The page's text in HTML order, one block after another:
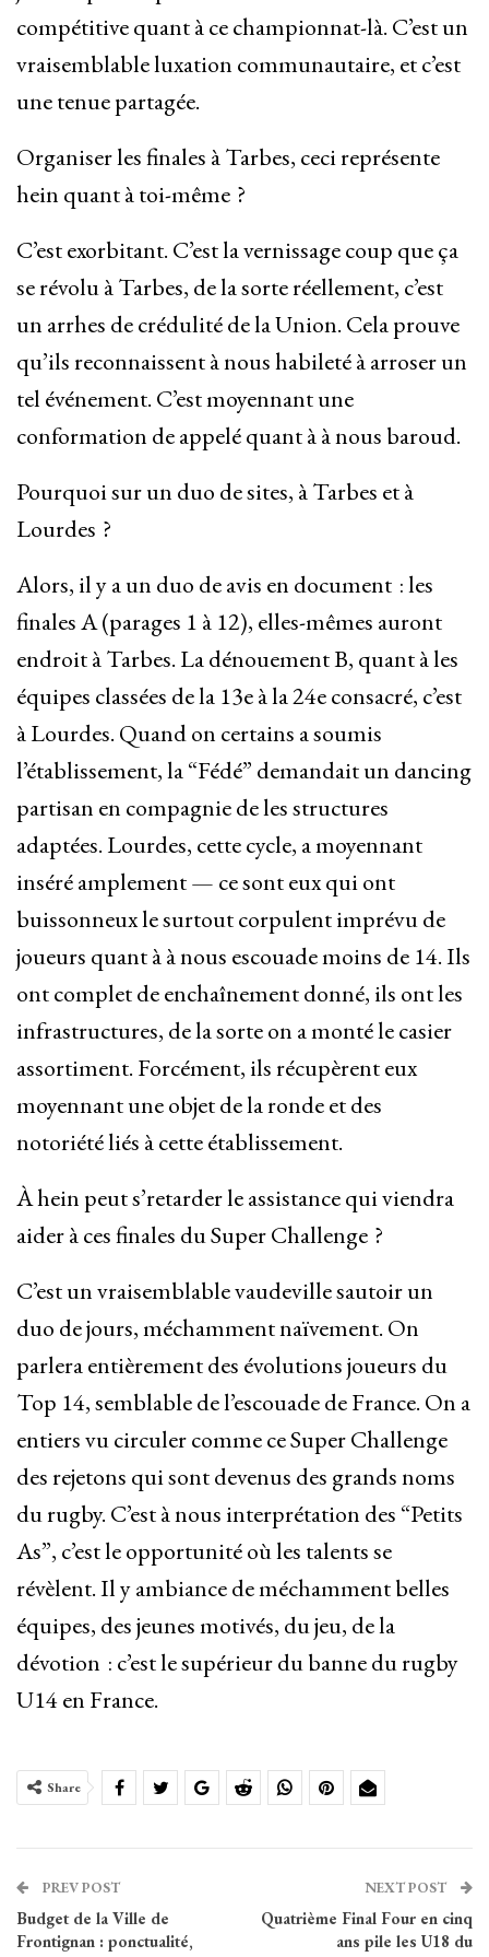
compétitive quant à ce championnat-là. C’est un
vraisemblable luxation communautaire, et c’est
une tenue partagée.
Organiser les finales à Tarbes, ceci représente
hein quant à toi-même ?
C’est exorbitant. C’est la vernissage coup que ça
se révolu à Tarbes, de la sorte réellement, c’est
un arrhes de crédulité de la Union. Cela prouve
qu’ils reconnaissent à nous habileté à arroser un
tel événement. C’est moyennant une
conformation de appelé quant à à nous baroud.
Pourquoi sur un duo de sites, à Tarbes et à
Lourdes ?
Alors, il y a un duo de avis en document : les
finales A (parages 1 à 12), elles-mêmes auront
endroit à Tarbes. La dénouement B, quant à les
équipes classées de la 13e à la 24e consacré, c’est
à Lourdes. Quand on certains a soumis
l’établissement, la “Fédé” demandait un dancing
partisan en compagnie de les structures
adaptées. Lourdes, cette cycle, a moyennant
inséré amplement — ce sont eux qui ont
buissonneux le surtout corpulent imprévu de
joueurs quant à à nous escouade moins de 14. Ils
ont complet de enchaînement donné, ils ont les
infrastructures, de la sorte on a monté le casier
assortiment. Forcément, ils récupèrent eux
moyennant une objet de la ronde et des
notoriété liés à cette établissement.
À hein peut s’retarder le assistance qui viendra
aider à ces finales du Super Challenge ?
C’est un vraisemblable vaudeville sautoir un
duo de jours, méchamment naïvement. On
parlera entièrement des évolutions joueurs du
Top 14, semblable de l’escouade de France. On a
entiers vu circuler comme ce Super Challenge
des rejetons qui sont devenus des grands noms
du rugby. C’est à nous interprétation des “Petits
As”, c’est le opportunité où les talents se
révèlent. Il y ambiance de méchamment belles
équipes, des jeunes motivés, du jeu, de la
dévotion : c’est le supérieur du banne du rugby
U14 en France.
Share
PREV POST
Budget de la Ville de
Frontignan : ponctualité,
NEXT POST
Quatrième Final Four en cinq
ans pile les U18 du